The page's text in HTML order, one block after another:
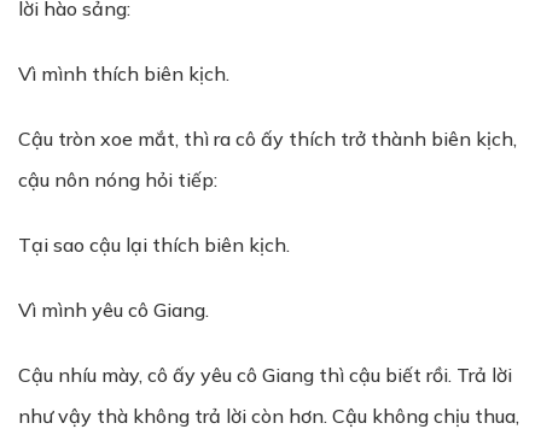
lời hào sảng:
Vì mình thích biên kịch.
Cậu tròn xoe mắt, thì ra cô ấy thích trở thành biên kịch,
cậu nôn nóng hỏi tiếp:
Tại sao cậu lại thích biên kịch.
Vì mình yêu cô Giang.
Cậu nhíu mày, cô ấy yêu cô Giang thì cậu biết rồi. Trả lời
như vậy thà không trả lời còn hơn. Cậu không chịu thua,